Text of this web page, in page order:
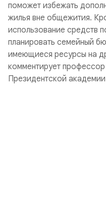
поможет избежать
жилья вне общежития.
использование средств
планировать семейный
имеющиеся ресурсы на
комментирует
Президентской